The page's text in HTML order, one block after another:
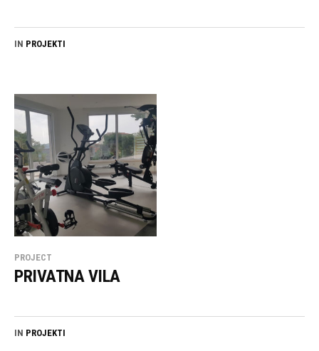
IN PROJEKTI
PROJECT
PRIVATNA VILA
IN PROJEKTI